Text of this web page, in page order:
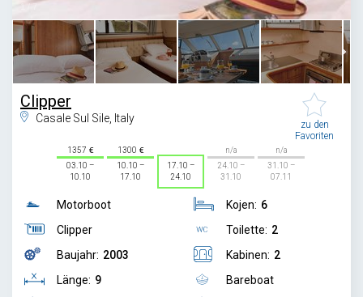
/7
Clipper
Casale Sul Sile, Italy
zu den
Favoriten
1357
03.10 –
10.10
1300
10.10 –
17.10
17.10 –
24.10
n/a
24.10 –
31.10
n/a
31.10 –
07.11
Motorboot
Clipper
Baujahr: 2003
Länge: 9
Kojen: 6
Toilette: 2
Kabinen: 2
Bareboat